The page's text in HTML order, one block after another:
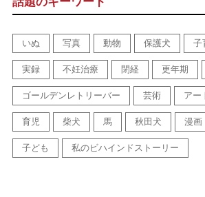
いぬ 写真 動物 保護犬 子
実録 不妊治療 閉経 更年期
ゴールデンレトリーバー 芸術 アー
育児 柴犬 馬 秋田犬 漫画
子ども 私のビハインドストーリー